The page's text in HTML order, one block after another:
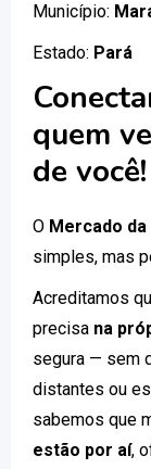
Município:
Estado: Pará
quem
de você!
O Mercado da
simples, mas
Acreditamos
precisa na
segura — sem
distantes ou
sabemos que
estão por aí,